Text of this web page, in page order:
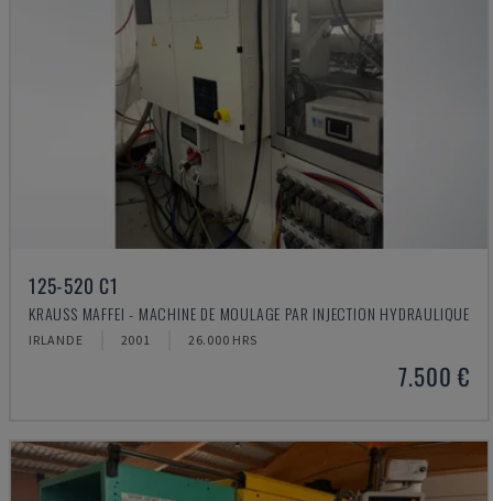
125-520 C1
KRAUSS MAFFEI - MACHINE DE MOULAGE PAR INJECTION HYDRAULIQUE
IRLANDE 2001 26.000 HRS
7.500 €